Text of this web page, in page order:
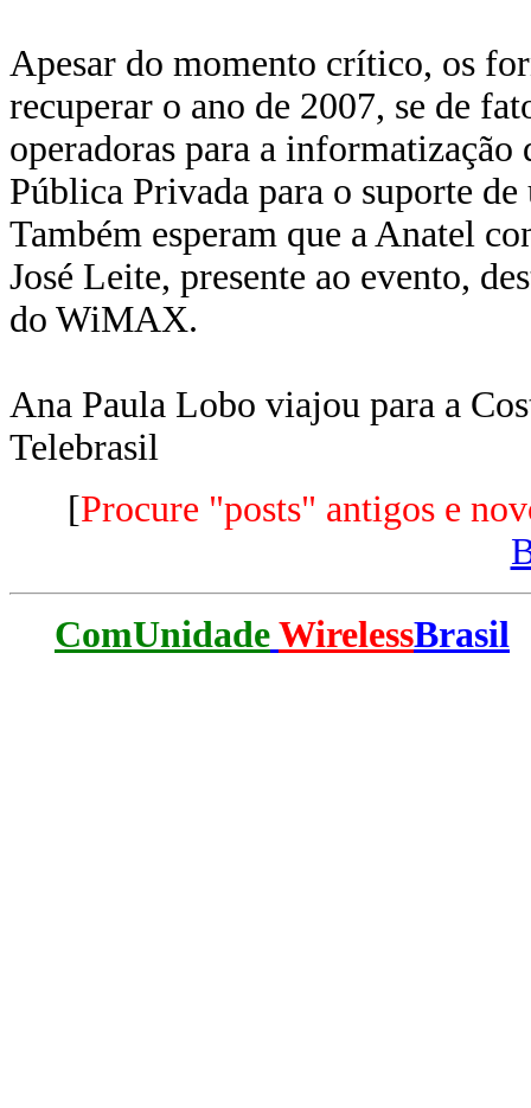
Apesar do momento crítico, os
recuperar o ano de 2007, se de
operadoras para a informatização
Pública Privada para o suporte
Também esperam que a Anatel
José Leite, presente ao evento,
do WiMAX.
Ana Paula Lobo viajou para a
Telebrasil
[Procure "posts" antigos e
ComUnidade WirelessBrasil